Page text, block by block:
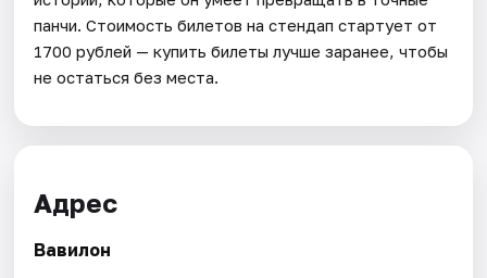
панчи. Стоимость билетов на стендап стартует от
1700 рублей — купить билеты лучше заранее, чтобы
не остаться без места.
Адрес
Вавилон